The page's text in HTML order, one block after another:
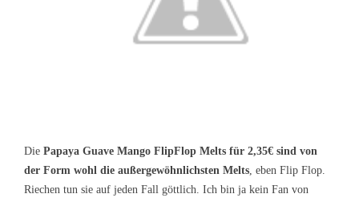
Die Papaya Guave Mango FlipFlop Melts für 2,35€ sind von
der Form wohl die außergewöhnlichsten Melts, eben Flip Flop.
Riechen tun sie auf jeden Fall göttlich. Ich bin ja kein Fan von